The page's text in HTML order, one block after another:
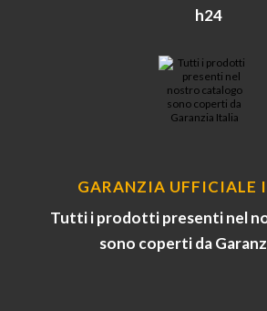
h24
GARANZIA UFFICIALE
Tutti i prodotti presenti nel
sono coperti da